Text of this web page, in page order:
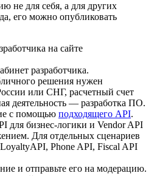
не для себя, а для других
его можно опубликовать
на сайте
разработчика.
решения нужен
или СНГ, расчетный счет
деятельность — разработка ПО.
с помощью подходящего API.
для бизнес-логики и Vendor API
Для отдельных сценариев
Phone API, Fiscal API
и отправьте его на модерацию.